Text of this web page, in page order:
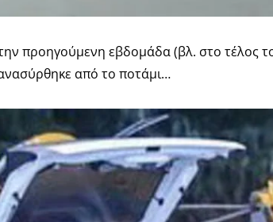
προηγούμενη εβδομάδα (βλ. στο τέλος
από το ποτάμι…